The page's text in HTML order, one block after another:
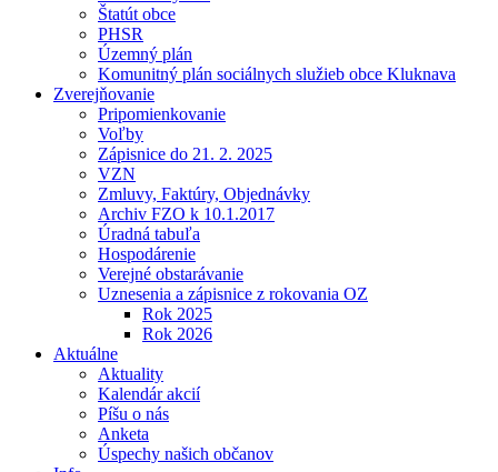
Štatút obce
PHSR
Územný plán
Komunitný plán sociálnych služieb obce Kluknava
Zverejňovanie
Pripomienkovanie
Voľby
Zápisnice do 21. 2. 2025
VZN
Zmluvy, Faktúry, Objednávky
Archiv FZO k 10.1.2017
Úradná tabuľa
Hospodárenie
Verejné obstarávanie
Uznesenia a zápisnice z rokovania OZ
Rok 2025
Rok 2026
Aktuálne
Aktuality
Kalendár akcií
Píšu o nás
Anketa
Úspechy našich občanov